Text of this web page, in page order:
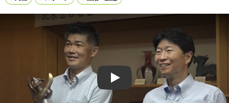
Play